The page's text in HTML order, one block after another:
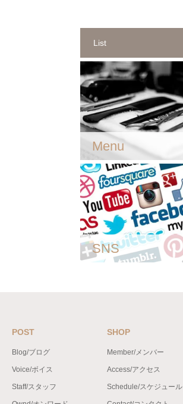
List
Menu
SNS
POST
Blog/ブログ
Voice/ボイス
Staff/スタッフ
SHOP
Member/メンバー
Access/アクセス
Schedule/スケジュール